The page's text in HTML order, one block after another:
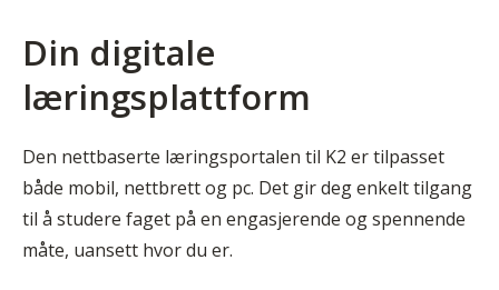
Din digitale
læringsplattform
Den nettbaserte læringsportalen til K2 er tilpasset
både mobil, nettbrett og pc. Det gir deg enkelt tilgang
til å studere faget på en engasjerende og spennende
måte, uansett hvor du er.